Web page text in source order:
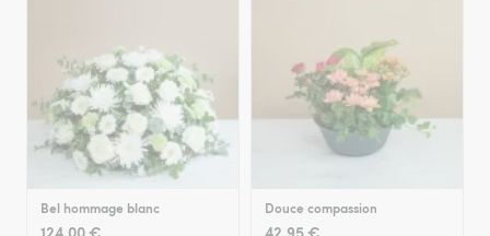
Bel hommage blanc
124,00 €
Douce compassion
42,95 €